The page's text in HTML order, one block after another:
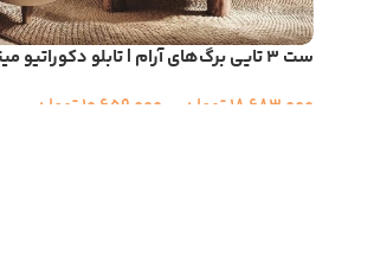
ست ۳ تایی برگ‌های آرام | تابلو دکوراتیو مینیمال و بوهمی
18,683,000تومان 10,659,000تومان Instagram